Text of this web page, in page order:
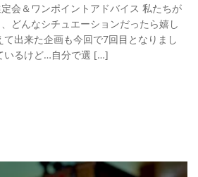
会＆ワンポイントアドバイス 私たちが
どんなシチュエーションだったら嬉し
出来た企画も今回で7回目となりまし
いるけど…自分で選 […]